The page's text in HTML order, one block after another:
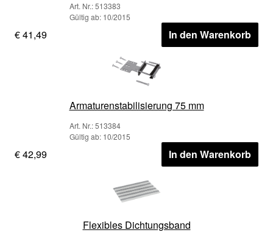
Art. Nr.: 513383
Gültig ab: 10/2015
€ 41,49 In den Warenkorb
Armaturenstabilisierung 75 mm
Art. Nr.: 513384
Gültig ab: 10/2015
€ 42,99 In den Warenkorb
Flexibles Dichtungsband